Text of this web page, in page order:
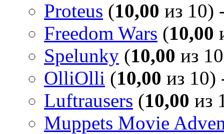
Proteus (10,00 из 10)
Freedom Wars (10,00
Spelunky (10,00 из
OlliOlli (10,00 из 10)
Luftrausers (10,00 из
Muppets Movie